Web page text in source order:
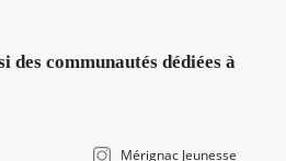
des communautés dédiées à
Mérignac Jeunesse